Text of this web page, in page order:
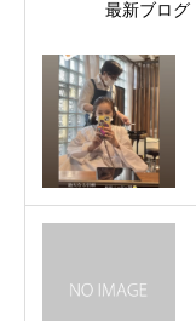
最新ブログ